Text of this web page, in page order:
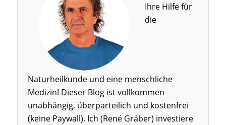
Ihre Hilfe für
die
Naturheilkunde und eine menschliche
Medizin! Dieser Blog ist vollkommen
unabhängig, überparteilich und kostenfrei
(keine Paywall). Ich (René Gräber) investiere